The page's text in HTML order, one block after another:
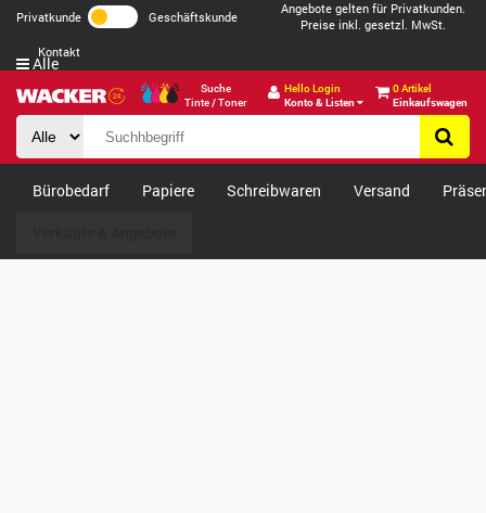
Privatkunde Geschäftskunde
Angebote gelten für Privatkunden.
Preise inkl. gesetzl. MwSt.
Kontakt
Suche
Tinte / Toner
Hello Login
Konto & Listen
0 Artikel
Einkaufswagen
Alle
Bürobedarf Papiere Schreibwaren Versand